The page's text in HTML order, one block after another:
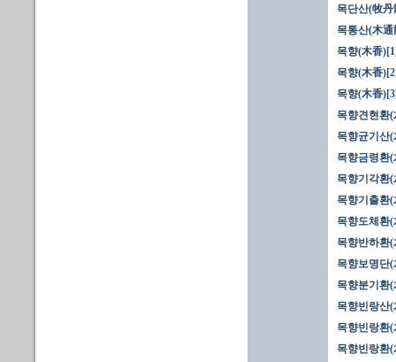
목단산(牧丹
목통산(木通
목향(木香
목향(木香
목향(木香
목향견현환
목향균기산
목향금령환
목향기각환
목향기출환
목향도체환
목향반하환
목향보명단
목향분기환
목향빈랑산
목향빈랑환
목향빈랑환